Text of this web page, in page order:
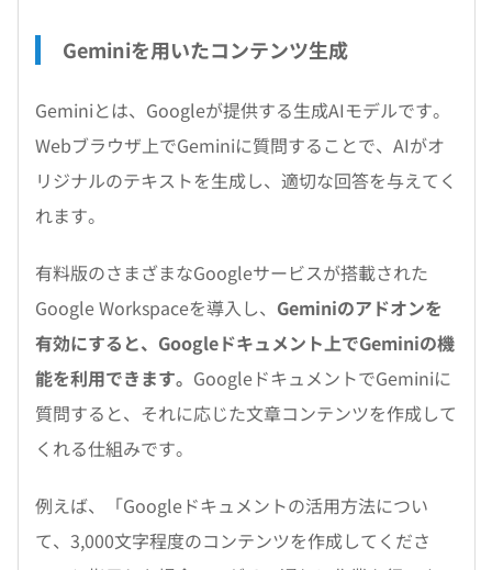
Geminiを用いたコンテンツ生成
Geminiとは、Googleが提供する生成AIモデルです。
Webブラウザ上でGeminiに質問することで、AIがオ
リジナルのテキストを生成し、適切な回答を与えてく
れます。
有料版のさまざまなGoogleサービスが搭載された
Google Workspaceを導入し、 Geminiのアドオンを
有効にすると、Googleドキュメント上でGeminiの機
能を利用できます。 GoogleドキュメントでGeminiに
質問すると、それに応じた文章コンテンツを作成して
くれる仕組みです。
例えば、「Googleドキュメントの活用方法につい
て、3,000文字程度のコンテンツを作成してくださ